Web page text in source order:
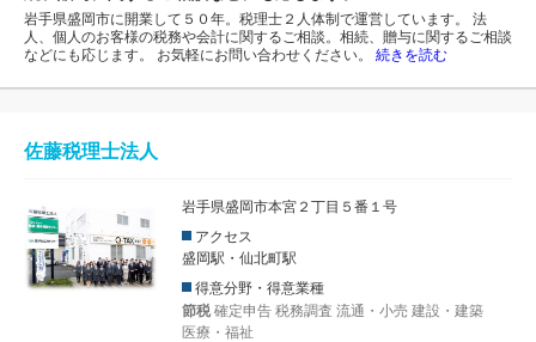
岩手県盛岡市に開業して５０年。税理士２人体制で運営しています。 法
人、個人のお客様の税務や会計に関するご相談。相続、贈与に関するご相談
などにも応じます。 お気軽にお問い合わせください。 続きを読む
佐藤税理士法人
岩手県盛岡市本宮２丁目５番１号
アクセス
盛岡駅・仙北町駅
得意分野・得意業種
節税 確定申告 税務調査 流通・小売 建設・建築
医療・福祉